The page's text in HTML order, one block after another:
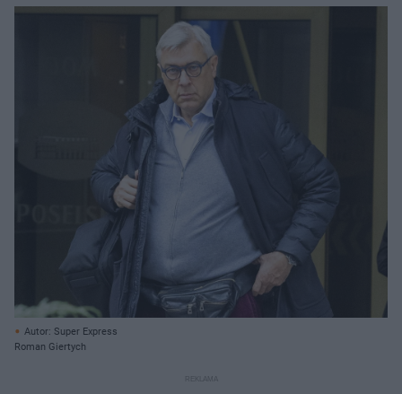
Autor: Super Express
Roman Giertych